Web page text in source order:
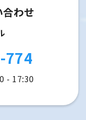
わせ
774
- 17:30